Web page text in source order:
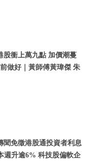
股衝上萬九點 加價潮蔓
做好｜黃師傅黃瑋傑 朱
聞免徵港股通投資者利息
週升逾6% 科技股偏軟企